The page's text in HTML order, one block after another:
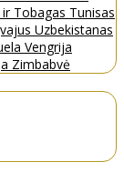
Tobagas Tunisas
Uzbekistanas
Vengrija
Zimbabvė